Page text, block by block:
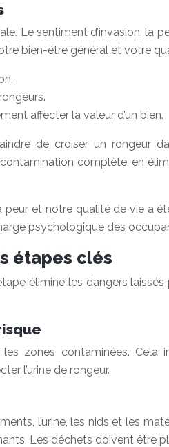
Le sentiment d’invasion,
bien-être général et votre
affecter la valeur d’un bien.
de croiser un rongeur
complète, en
et notre qualité de vie a
psychologique des
étapes clés
élimine les dangers
les zones contaminées.
l’urine de rongeur.
l’urine, les nids et les
Les déchets doivent être